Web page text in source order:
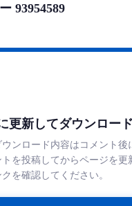
93954589
更新してダウンロード
ンロード内容はコメント後
を投稿してからページを更
を確認してください。